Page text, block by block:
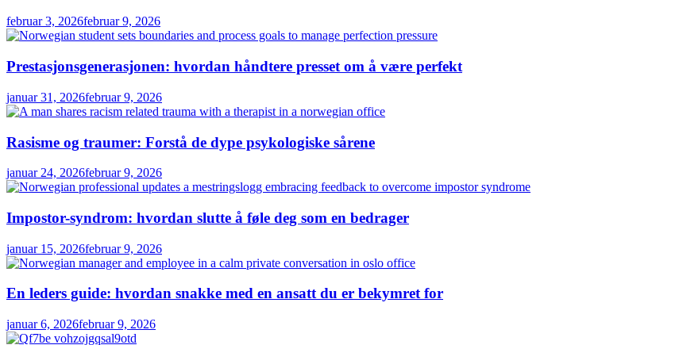
februar 3, 2026februar 9, 2026
Prestasjonsgenerasjonen: hvordan håndtere presset om å være perfekt
januar 31, 2026februar 9, 2026
Rasisme og traumer: Forstå de dype psykologiske sårene
januar 24, 2026februar 9, 2026
Impostor-syndrom: hvordan slutte å føle deg som en bedrager
januar 15, 2026februar 9, 2026
En leders guide: hvordan snakke med en ansatt du er bekymret for
januar 6, 2026februar 9, 2026